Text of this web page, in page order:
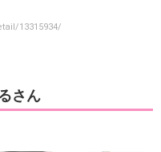
13315934/
さん